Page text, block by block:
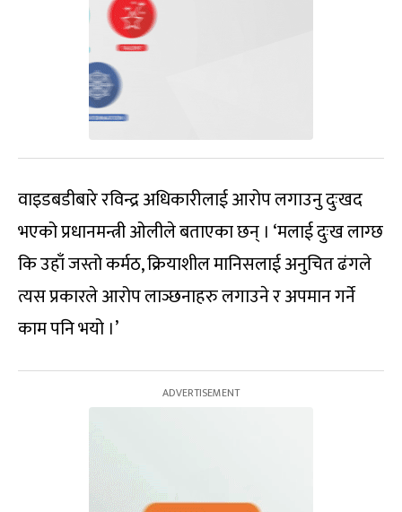
वाइडबडीबारे रविन्द्र अधिकारीलाई आरोप लगाउनु दुःखद
भएको प्रधानमन्त्री ओलीले बताएका छन् । ‘मलाई दुःख लाग्छ
कि उहाँ जस्तो कर्मठ, क्रियाशील मानिसलाई अनुचित ढंगले
त्यस प्रकारले आरोप लाञ्छनाहरु लगाउने र अपमान गर्ने
काम पनि भयो ।’